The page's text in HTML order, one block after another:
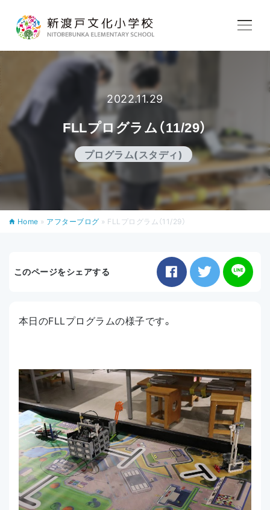
学校紹介
教育内容
学校生活
入学案内
2022.11.29
FLLプログラム（11/29）
プログラム(スタディ)
Home » アフターブログ » FLLプログラム（11/29）
このページをシェアする
本日のFLLプログラムの様子です。